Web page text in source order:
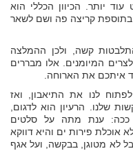
יותר. הכיוון הכללי הוא
בתוספת קריצה פה ושם לשאר
קשה, ולכן ההמלצה
המיומנים. אלו מבררים
איתכם את הארוחה.
לפתוח לנו את התיאבון, ואז
שלנו. הרעיון הוא לדגום,
ככה: ענת מתה על סלטים
אוכלת פירות ים והיא דווקא
לא מטוגן, בבקשה, ועל אגף